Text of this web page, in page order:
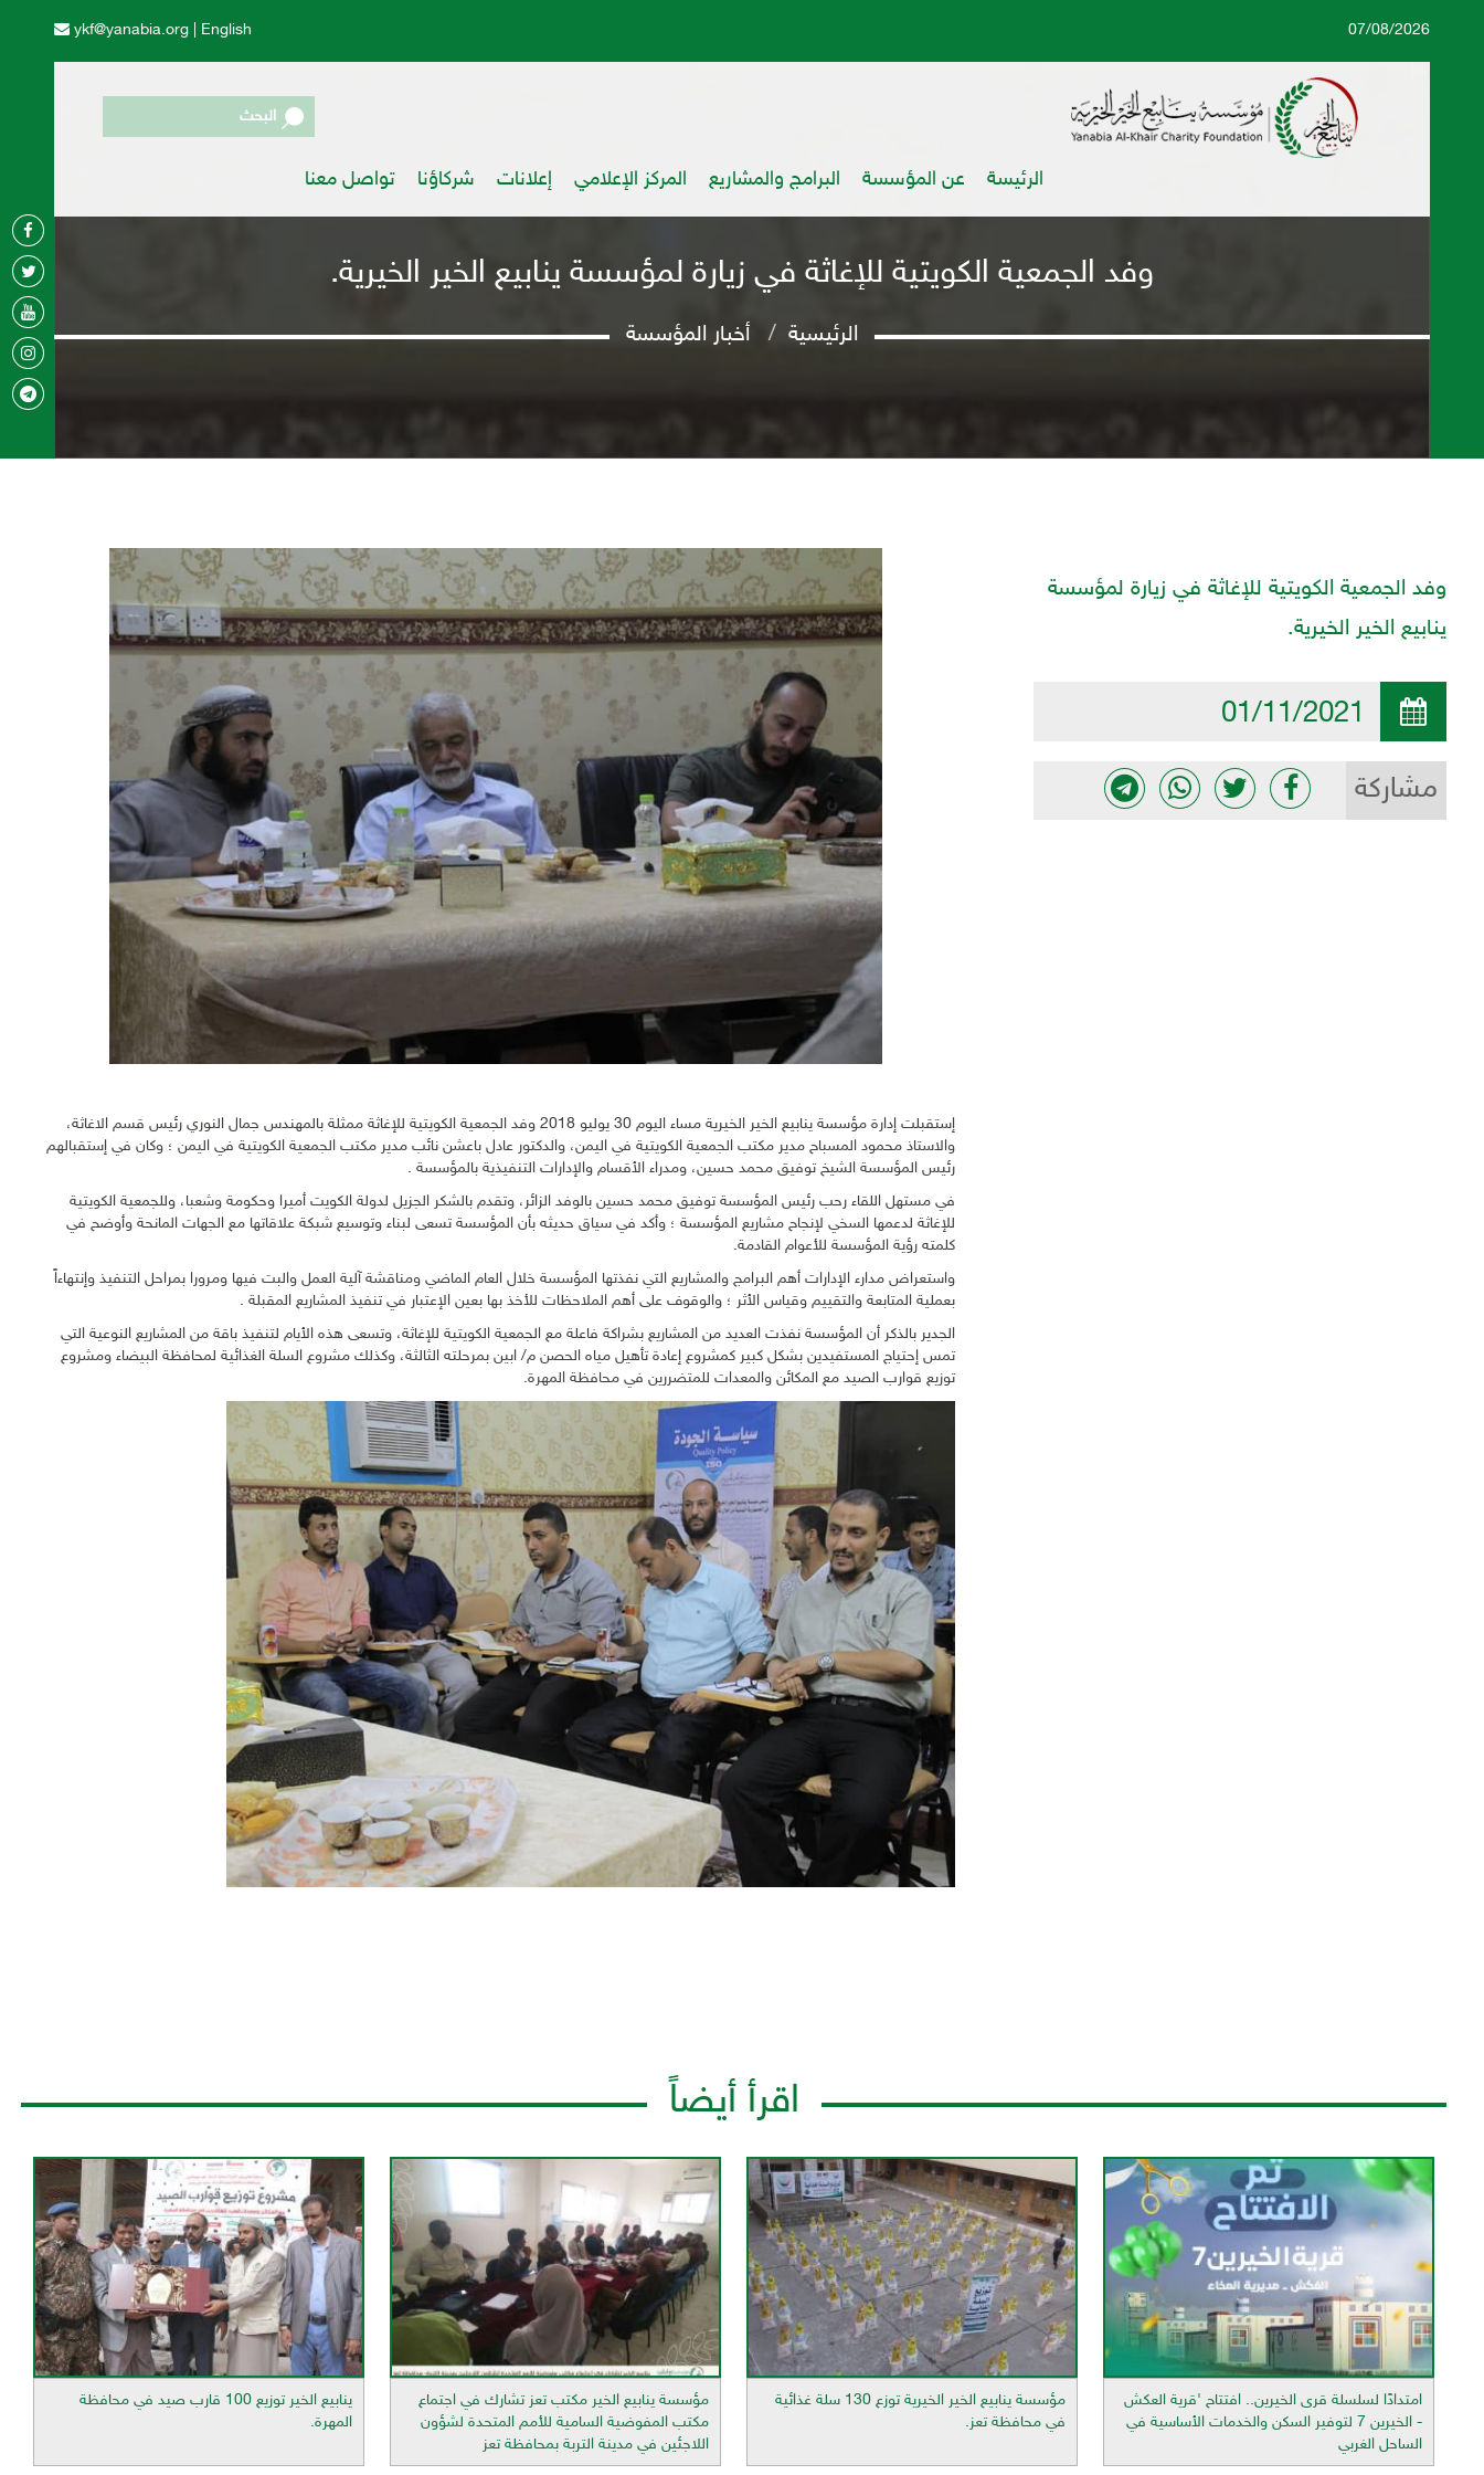
English
ykf@yanabia.org 07/08/2026
البحث
الرئيسة عن المؤسسة البرامج والمشاريع المركز الإعلامي إعلانات شركاؤنا تواصل معنا
وفد الجمعية الكويتية للإغاثة في زيارة لمؤسسة ينابيع الخير الخيرية.
الرئيسية أخبار المؤسسة
وفد الجمعية الكويتية للإغاثة في زيارة لمؤسسة
ينابيع الخير الخيرية.
مشاركة
إستقبلت إدارة مؤسسة ينابيع الخير الخيرية مساء اليوم 30 يوليو 2018 وفد الجمعية الكويتية للإغاثة ممثلة بالمهندس جمال النوري رئيس قسم الاغاثة،
والاستاذ محمود المسباح مدير مكتب الجمعية الكويتية في اليمن، والدكتور عادل باعشن نائب مدير مكتب الجمعية الكويتية في اليمن ؛ وكان في إستقبالهم
رئيس المؤسسة الشيخ توفيق محمد حسين، ومدراء الأقسام والإدارات التنفيذية بالمؤسسة .
في مستهل اللقاء رحب رئيس المؤسسة توفيق محمد حسين بالوفد الزائر، وتقدم بالشكر الجزيل لدولة الكويت أميرا وحكومة وشعبا، وللجمعية الكويتية
للإغاثة لدعمها السخي لإنجاح مشاريع المؤسسة ؛ وأكد في سياق حديثه بأن المؤسسة تسعى لبناء وتوسيع شبكة علاقاتها مع الجهات المانحة وأوضح في
كلمته رؤية المؤسسة للأعوام القادمة.
واستعراض مدارء الإدارات أهم البرامج والمشاريع التي نفذتها المؤسسة خلال العام الماضي ومناقشة آلية العمل والبت فيها ومرورا بمراحل التنفيذ وإنتهاءاً
بعملية المتابعة والتقييم وقياس الأثر ؛ والوقوف على أهم الملاحظات للأخذ بها بعين الإعتبار في تنفيذ المشاريع المقبلة .
الجدير بالذكر أن المؤسسة نفذت العديد من المشاريع بشراكة فاعلة مع الجمعية الكويتية للإغاثة، وتسعى هذه الأيام لتنفيذ باقة من المشاريع النوعية التي
تمس إحتياج المستفيدين بشكل كبير كمشروع إعادة تأهيل مياه الحصن م/ ابين بمرحلته الثالثة، وكذلك مشروع السلة الغذائية لمحافظة البيضاء ومشروع
توزيع قوارب الصيد مع المكائن والمعدات للمتضررين في محافظة المهرة.
اقرأ أيضاً
امتدادًا لسلسلة قرى الخيرين.. افتتاح 'قرية العكش
- الخيرين 7 لتوفير السكن والخدمات الأساسية في
الساحل الغربي
مؤسسة ينابيع الخير الخيرية توزع 130 سلة غذائية
في محافظة تعز.
مؤسسة ينابيع الخير مكتب تعز تشارك في اجتماع
مكتب المفوضية السامية للأمم المتحدة لشؤون
اللاجئين في مدينة التربة بمحافظة تعز
ينابيع الخير توزيع 100 قارب صيد في محافظة
المهرة.